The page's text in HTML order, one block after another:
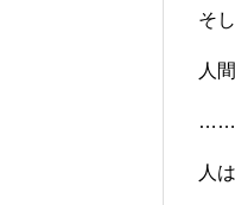
そ
人
人